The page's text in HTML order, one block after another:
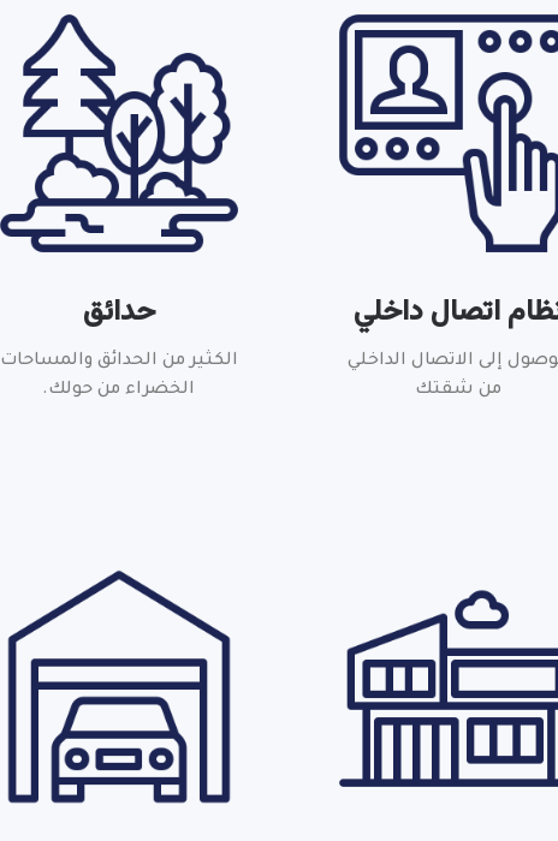
حدائق
الكثير من الحدائق والمساحات
الخضراء من حولك.
اتصال داخلي
إلى الاتصال الداخلي
من شقتك